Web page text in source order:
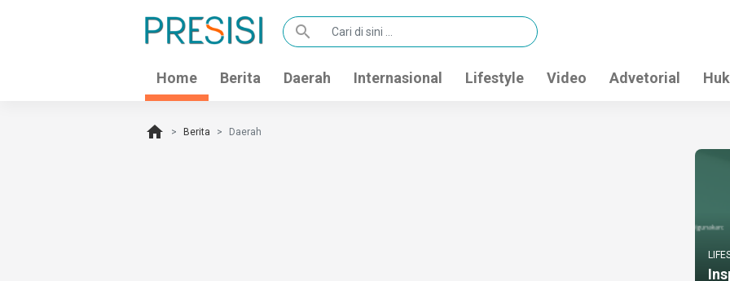
search
Home Berita Daerah Internasional Lifestyle Video Advetorial
home Berita Daerah